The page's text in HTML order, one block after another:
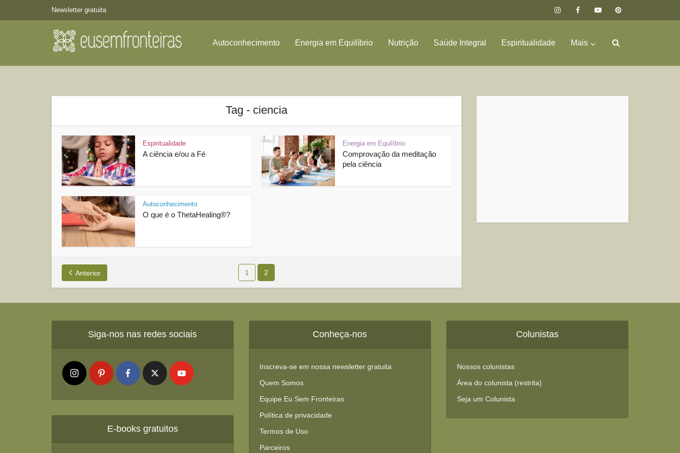
Newsletter gratuita
Autoconhecimento Energia em Equilíbrio Nutrição Saúde Integral Espiritualidade Mais
Tag - ciencia
Espiritualidade
A ciência e/ou a Fé
Energia em Equilíbrio
Comprovação da meditação
pela ciência
Autoconhecimento
O que é o ThetaHealing®?
Anterior 1 2
Siga-nos nas redes sociais
E-books gratuitos
Conheça-nos
Inscreva-se em nossa newsletter gratuita
Quem Somos
Equipe Eu Sem Fronteiras
Política de privacidade
Termos de Uso
Parceiros
Colunistas
Nossos colunistas
Área do colunista (restrita)
Seja um Colunista